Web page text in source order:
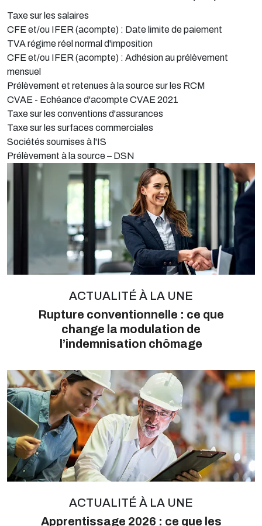
Taxe sur les salaires
CFE et/ou IFER (acompte) : Date limite de paiement
TVA régime réel normal d'imposition
CFE et/ou IFER (acompte) : Adhésion au prélèvement
mensuel
Prélèvement et retenues à la source sur les RCM
CVAE - Echéance d'acompte CVAE 2021
Taxe sur les conventions d'assurances
Taxe sur les surfaces commerciales
Sociétés soumises à l'IS
Prélèvement à la source – DSN
ACTUALITÉ À LA UNE
Rupture conventionnelle : ce que
change la modulation de
l’indemnisation chômage
ACTUALITÉ À LA UNE
Apprentissage 2026 : ce que les